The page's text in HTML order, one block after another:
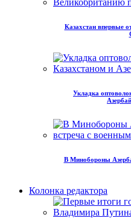
Казахстан впервые
Укладка
В Минобороны
Колонка редактора